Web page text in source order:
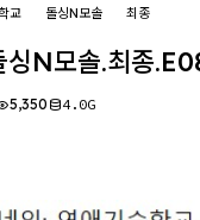
교 돌싱N모솔 최종
싱N모솔.최종
5,350 4.0G